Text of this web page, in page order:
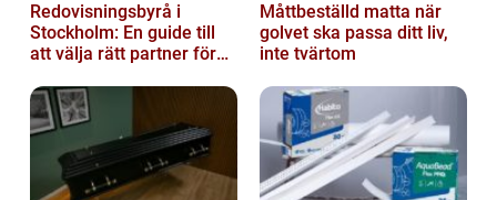
Redovisningsbyrå i
Stockholm: En guide till
att välja rätt partner för
Måttbeställd matta när
golvet ska passa ditt liv,
inte tvärtom